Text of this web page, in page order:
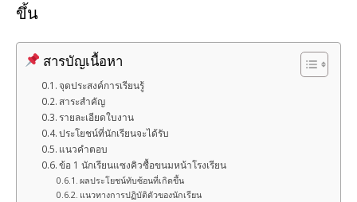
ขึ้น
สารบัญเนื้อหา
จุดประสงค์การเรียนรู้
สาระสำคัญ
รายละเอียดใบงาน
ประโยชน์ที่นักเรียนจะได้รับ
แนวคำตอบ
ข้อ 1 นักเรียนแซงคิวซื้อขนมหน้าโรงเรียน
ผลประโยชน์ทับซ้อนที่เกิดขึ้น
แนวทางการปฏิบัติตัวของนักเรียน